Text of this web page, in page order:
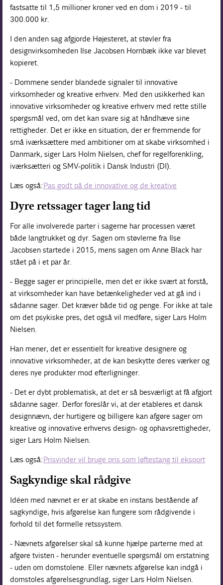
fastsatte til 1,5 millioner kroner ved en dom i 2019 - til
300.000 kr.
I den anden sag afgjorde Højesteret, at støvler fra
designvirksomheden Ilse Jacobsen Hornbæk ikke var blevet
kopieret.
- Dommene sender blandede signaler til innovative
virksomheder og kreative erhverv. Med den usikkerhed kan
innovative virksomheder og kreative erhverv med rette stille
spørgsmål ved, om det kan svare sig at håndhæve sine
rettigheder. Det er ikke en situation, der er fremmende for
små iværksættere med ambitioner om at skabe virksomhed i
Danmark, siger Lars Holm Nielsen, chef for regelforenkling,
iværksætteri og SMV-politik i Dansk Industri (DI).
Læs også:Pas godt på de innovative og de kreative
Dyre retssager tager lang tid
For alle involverede parter i sagerne har processen været
både langtrukket og dyr. Sagen om støvlerne fra Ilse
Jacobsen startede i 2015, mens sagen om Anne Black har
stået på i et par år.
- Begge sager er principielle, men det er ikke svært at forstå,
at virksomheder kan have betænkeligheder ved at gå ind i
sådanne sager. Det kræver både tid og penge. For ikke at tale
om det psykiske pres, det også vil medføre, siger Lars Holm
Nielsen.
Han mener, det er essentielt for kreative designere og
innovative virksomheder, at de kan beskytte deres værker og
deres nye produkter mod efterligninger.
- Det er dybt problematisk, at det er så besværligt at få afgjort
sådanne sager. Derfor foreslår vi, at der etableres et dansk
designnævn, der hurtigere og billigere kan afgøre sager om
kreative og innovative erhvervs design- og ophavsrettigheder,
siger Lars Holm Nielsen.
Læs også:Prisvinder vil bruge pris som løftestang til eksport
Sagkyndige skal rådgive
Idéen med nævnet er er at skabe en instans bestående af
sagkyndige, hvis afgørelse kan fungere som rådgivende i
forhold til det formelle retssystem.
- Nævnets afgørelser skal så kunne hjælpe parterne med at
afgøre tvisten - herunder eventuelle spørgsmål om erstatning
- uden om domstolene. Eller nævnets afgørelse kan indgå i
domstoles afgørelsesgrundlag, siger Lars Holm Nielsen.